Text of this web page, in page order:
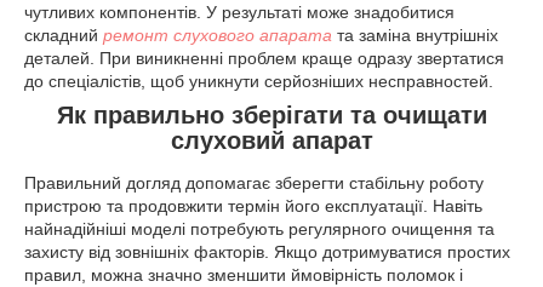
чутливих компонентів. У результаті може знадобитися
складний ремонт слухового апарата та заміна внутрішніх
деталей. При виникненні проблем краще одразу звертатися
до спеціалістів, щоб уникнути серйозніших несправностей.
Як правильно зберігати та очищати
слуховий апарат
Правильний догляд допомагає зберегти стабільну роботу
пристрою та продовжити термін його експлуатації. Навіть
найнадійніші моделі потребують регулярного очищення та
захисту від зовнішніх факторів. Якщо дотримуватися простих
правил, можна значно зменшити ймовірність поломок і